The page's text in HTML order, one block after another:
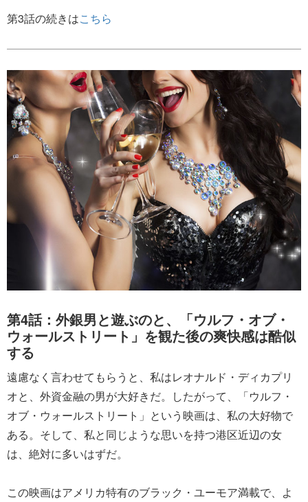
第3話の続きはこちら
第4話：外銀男と遊ぶのと、「ウルフ・オブ・
ウォールストリート」を観た後の爽快感は酷似
する
遠慮なく言わせてもらうと、私はレオナルド・ディカプリ
オと、外資金融の男が大好きだ。したがって、「ウルフ・
オブ・ウォールストリート」という映画は、私の大好物で
ある。そして、私と同じような思いを持つ港区近辺の女
は、絶対に多いはずだ。
この映画はアメリカ特有のブラック・ユーモア満載で、よ